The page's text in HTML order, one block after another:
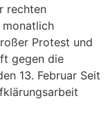
rechten
monatlich
Protest und
gegen die
13. Februar Seit